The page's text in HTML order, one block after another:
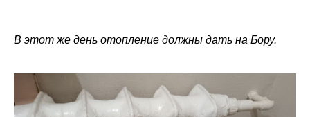
В этот же день отопление должны дать на Бору.